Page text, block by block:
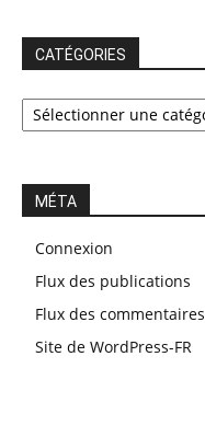
CATÉGORIES
CATÉGORIES
MÉTA
Connexion
Flux des publications
Flux des commentaires
Site de WordPress-FR